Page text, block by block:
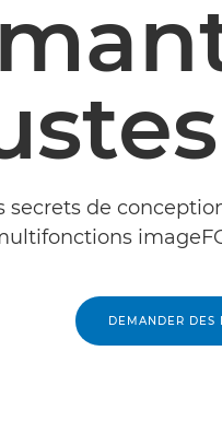
secrets de
DEMANDER DES